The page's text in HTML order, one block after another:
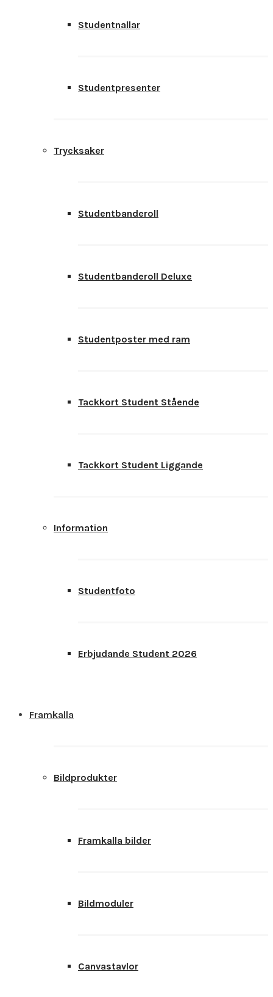
Studentnallar
Studentpresenter
Trycksaker
Studentbanderoll
Studentbanderoll Deluxe
Studentposter med ram
Tackkort Student Stående
Tackkort Student Liggande
Information
Studentfoto
Erbjudande Student 2026
Framkalla
Bildprodukter
Framkalla bilder
Bildmoduler
Canvastavlor